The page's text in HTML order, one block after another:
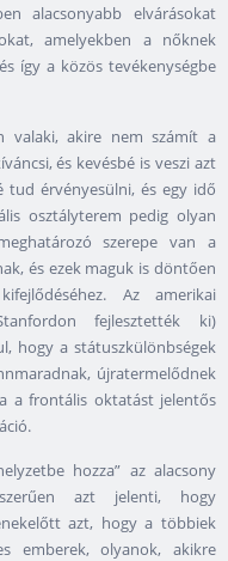
alacsonyabb elvárásokat
amelyekben a nőknek
így a közös tevékenységbe
valaki, akire nem számít a
és kevésbé is veszi azt
érvényesülni, és egy idő
osztályterem pedig olyan
szerepe van a
és ezek maguk is döntően
Az amerikai
fejlesztették ki)
hogy a státuszkülönbségek
újratermelődnek
a frontális oktatást jelentős
hozza” az alacsony
azt jelenti, hogy
azt, hogy a többiek
emberek, olyanok, akikre